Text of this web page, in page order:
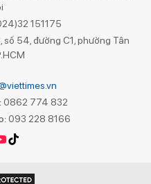
151175
số 54, đường C1, phường Tân
0862 774 832
093 228 8166